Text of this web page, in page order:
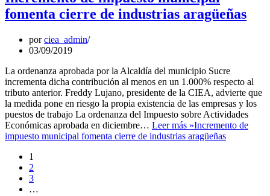
fomenta cierre de industrias aragüeñas
porciea_admin
03/09/2019
La ordenanza aprobada por la Alcaldía del municipio Sucre
incrementa dicha contribución al menos en un 1.000% respecto al
tributo anterior. Freddy Lujano, presidente de la CIEA, advierte que
la medida pone en riesgo la propia existencia de las empresas y los
puestos de trabajo La ordenanza del Impuesto sobre Actividades
Económicas aprobada en diciembre… Leer más »Incremento de
impuesto municipal fomenta cierre de industrias aragüeñas
1
2
3
…